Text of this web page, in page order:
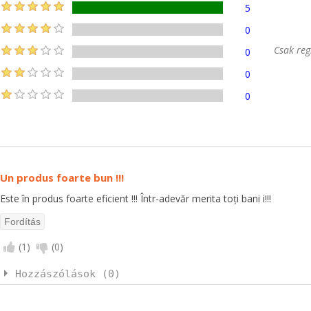
5
0
0
0
0
Csak
Un produs foarte bun !!!
Este în produs foarte eficient !!! Într-adevăr merita toți bani i!!!
(1 ) (0)
Hozzászólások (0)